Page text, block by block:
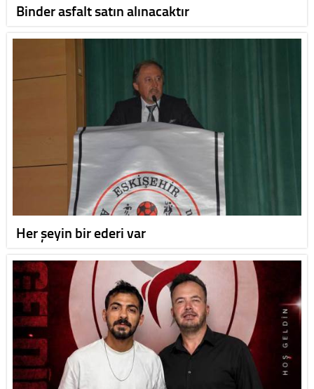
Binder asfalt satın alınacaktır
Her şeyin bir ederi var